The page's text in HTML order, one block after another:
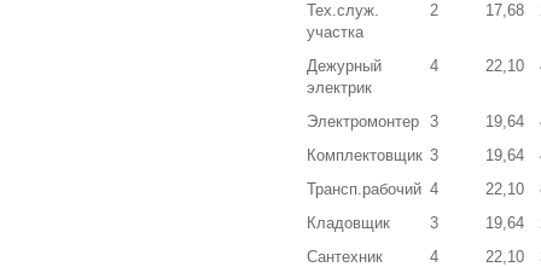
Тех.служ.
участка
2 17,68
Дежурный
электрик
4 22,10
Электромонтер 3 19,64
Комплектовщик 3 19,64
Трансп.рабочий 4 22,10
Кладовщик
3 19,64
Сантехник
4 22,10